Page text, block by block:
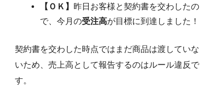
【ＯＫ】 昨日お客様と契約書を交わしたの
で、今月の受注高が目標に到達しました！
契約書を交わした時点ではまだ商品は渡していな
いため、売上高として報告するのはルール違反で
す。